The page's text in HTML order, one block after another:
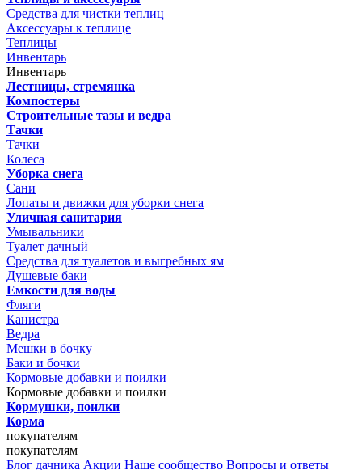
Средства для чистки теплиц
Аксессуары к теплице
Теплицы
Инвентарь
Инвентарь
Лестницы, стремянка
Компостеры
Строительные тазы и ведра
Тачки
Тачки
Колеса
Уборка снега
Сани
Лопаты и движки для уборки снега
Уличная санитария
Умывальники
Туалет дачный
Средства для туалетов и выгребных ям
Душевые баки
Емкости для воды
Фляги
Канистра
Ведра
Мешки в бочку
Баки и бочки
Кормовые добавки и поилки
Кормовые добавки и поилки
Кормушки, поилки
Корма
покупателям
покупателям
Блог дачника Акции Наше сообщество Вопросы и ответы